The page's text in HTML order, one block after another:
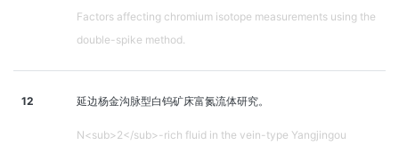
Factors affecting chromium isotope measurements using the
double-spike method.
12 延边杨金沟脉型白钨矿床富氮流体研究。
N<sub>2</sub>-rich fluid in the vein-type Yangjingou